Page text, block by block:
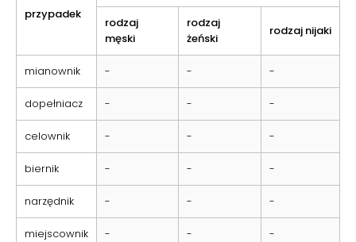
przypadek
rodzaj
męski
rodzaj
żeński
rodzaj nijaki
mianownik - - -
dopełniacz - - -
celownik - - -
biernik - - -
narzędnik - - -
miejscownik - - -